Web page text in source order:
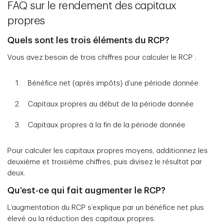
FAQ sur le rendement des capitaux
propres
Quels sont les trois éléments du RCP?
Vous avez besoin de trois chiffres pour calculer le RCP :
Bénéfice net (après impôts) d’une période donnée
Capitaux propres au début de la période donnée
Capitaux propres à la fin de la période donnée
Pour calculer les capitaux propres moyens, additionnez les
deuxième et troisième chiffres, puis divisez le résultat par
deux.
Qu’est-ce qui fait augmenter le RCP?
L’augmentation du RCP s’explique par un bénéfice net plus
élevé ou la réduction des capitaux propres.